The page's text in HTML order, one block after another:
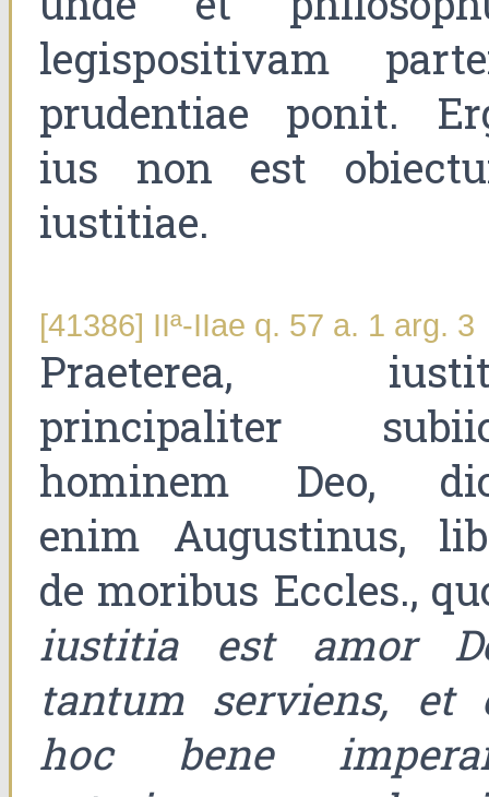
legispositivam
prudentiae ponit.
ius non est
iustitiae.
[41386] IIª-IIae q. 57 a. 1 arg. 3
Praeterea,
principaliter
hominem Deo,
enim Augustinus,
de moribus Eccles.,
iustitia est amor
tantum serviens, et
hoc bene